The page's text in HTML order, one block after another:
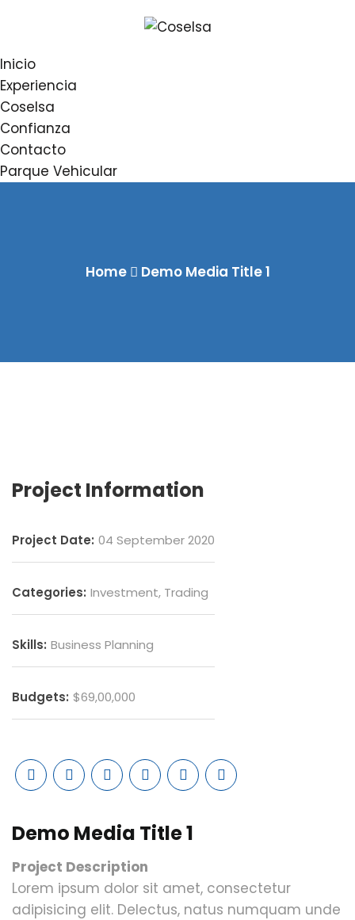
Inicio
Experiencia
Coselsa
Confianza
Contacto
Parque Vehicular
Home Demo Media Title 1
Project Information
Project Date: 04 September 2020
Categories: Investment, Trading
Skills: Business Planning
Budgets: $69,00,000
Demo Media Title 1
Project Description
Lorem ipsum dolor sit amet, consectetur
adipisicing elit. Delectus, natus numquam unde